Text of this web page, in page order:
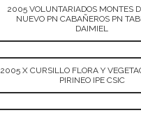
2005 VOLUNTARIADOS MONTES
NUEVO PN CABAÑEROS PN
DAIMIEL
2005 X CURSILLO FLORA Y
PIRINEO IPE CSIC